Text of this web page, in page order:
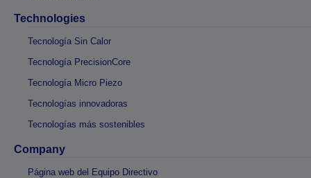
Technologies
Tecnología Sin Calor
Tecnología PrecisionCore
Tecnología Micro Piezo
Tecnologías innovadoras
Tecnologías más sostenibles
Company
Página web del Equipo Directivo